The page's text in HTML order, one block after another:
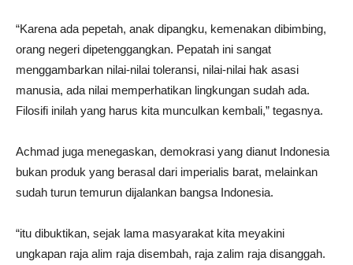
“Karena ada pepetah, anak dipangku, kemenakan dibimbing,
orang negeri dipetenggangkan. Pepatah ini sangat
menggambarkan nilai-nilai toleransi, nilai-nilai hak asasi
manusia, ada nilai memperhatikan lingkungan sudah ada.
Filosifi inilah yang harus kita munculkan kembali,” tegasnya.
Achmad juga menegaskan, demokrasi yang dianut Indonesia
bukan produk yang berasal dari imperialis barat, melainkan
sudah turun temurun dijalankan bangsa Indonesia.
“itu dibuktikan, sejak lama masyarakat kita meyakini
ungkapan raja alim raja disembah, raja zalim raja disanggah.